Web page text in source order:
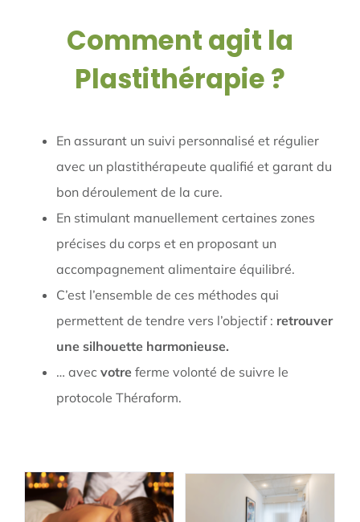
Comment agit la
Plastithérapie ?
En assurant un suivi personnalisé et régulier
avec un plastithérapeute qualifié et garant du
bon déroulement de la cure.
En stimulant manuellement certaines zones
précises du corps et en proposant un
accompagnement alimentaire équilibré.
C’est l’ensemble de ces méthodes qui
permettent de tendre vers l’objectif : retrouver
une silhouette harmonieuse.
… avec votre ferme volonté de suivre le
protocole Théraform.